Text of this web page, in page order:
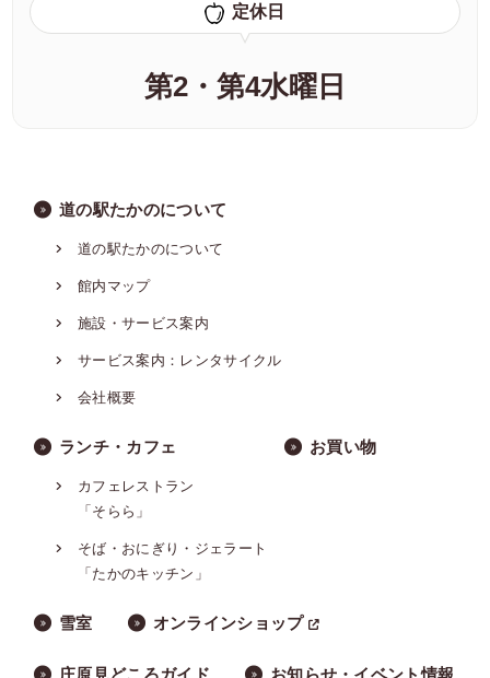
定休日
第2・第4水曜日
道の駅たかのについて
道の駅たかのについて
館内マップ
施設・サービス案内
サービス案内：レンタサイクル
会社概要
ランチ・カフェ
カフェレストラン
「そらら」
そば・おにぎり・ジェラート
「たかのキッチン」
お買い物
雪室 オンラインショップ
庄原見どころガイド お知らせ・イベント情報